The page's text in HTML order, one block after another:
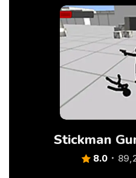
Stickman
8.0